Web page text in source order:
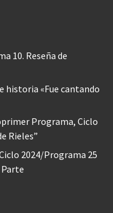
10. Reseña de
historia «Fue cantando
Programa, Ciclo
Rieles”
2024/Programa 25
Parte